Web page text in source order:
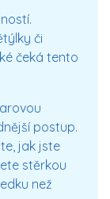
či
čeká tento
postup.
jak jste
stěrkou
než